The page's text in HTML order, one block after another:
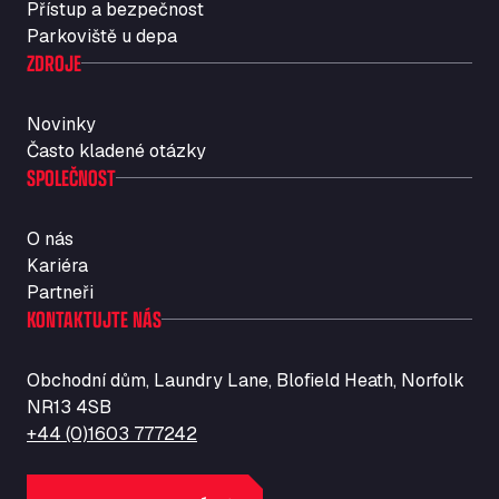
Str. Vigentina, 205 km 5+380, 27010
Autotransit Amann
Auf dem Dreisch 8, 34346
Vasilikos Intersection E90, 46 100
AW Jenkinson Runcorn Truck Parking
Ashville Way, WA7 3EZ
M6 J40, Penrith Industrial Estate, CA11 9EH
Backline Logistics Limited
Hill Barton Business park, EX5 1DR
Ballestas Flores
Ballinluig Services
Ballinluig, PH9 0LG
Bapaume Truck House A1
ZI de la Vallée du Bois EST, 62450
Přístup a bezpečnost
Parkoviště u depa
ZDROJE
Novinky
Často kladené otázky
SPOLEČNOST
O nás
Kariéra
Partneři
KONTAKTUJTE NÁS
Obchodní dům, Laundry Lane, Blofield Heath, Norfolk
NR13 4SB
+44 (0)1603 777242